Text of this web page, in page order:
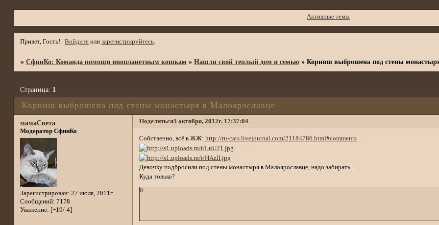
Активные темы
Привет, Гость! Войдите или зарегистрируйтесь.
» СфинКо: Команда помощи инопланетным кошкам » Нашли свой теплый дом и семью » Корниш выброшена под стены
Корниш выброшена под стены монастыря в Малоярославце
Страница: 1
Поделиться5 октября, 2012г. 17:37:04
мамаСвета
Модератор СфинКо
Зарегистрирован: 27 июля, 2011г.
Сообщений: 7178
Уважение: [+19/-4]
Собственно, всё в ЖЖ:http://ru-cats.livejournal.com/21184786.html#comments
Девочку подбросили под стены монастыря в Малоярославце, надо забирать...
Куда только?
0